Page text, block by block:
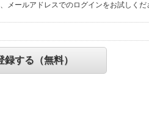
ールアドレスでのログインをお試しくだ
録する（無料）